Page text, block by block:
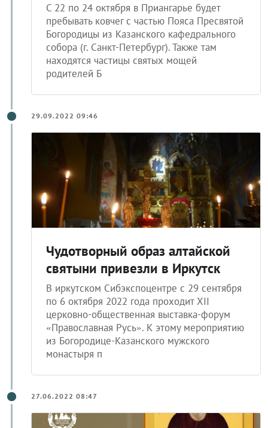
С 22 по 24 октября в Приангарье будет
пребывать ковчег с частью Пояса Пресвятой
Богородицы из Казанского кафедрального
собора (г. Санкт-Петербург). Также там
находятся частицы святых мощей
родителей Б
29.09.2022 09:46
Чудотворный образ алтайской
святыни привезли в Иркутск
В иркутском Сибэкспоцентре с 29 сентября
по 6 октября 2022 года проходит ХII
церковно-общественная выставка-форум
«Православная Русь». К этому мероприятию
из Богородице-Казанского мужского
монастыря п
27.06.2022 08:47